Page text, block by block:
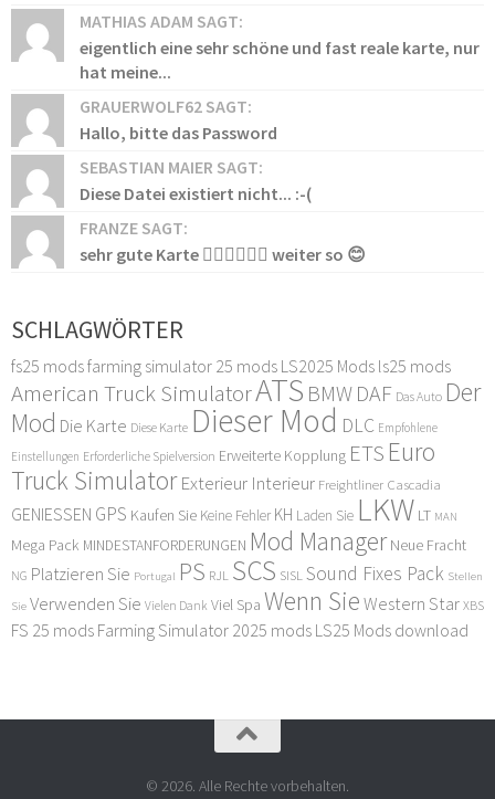
MATHIAS ADAM SAGT:
eigentlich eine sehr schöne und fast reale karte, nur
hat meine...
GRAUERWOLF62 SAGT:
Hallo, bitte das Password
SEBASTIAN MAIER SAGT:
Diese Datei existiert nicht... :-(
FRANZE SAGT:
sehr gute Karte 👍🏻👍🏻👍🏻 weiter so 😊
SCHLAGWÖRTER
fs25 modsfarming simulator 25 mods LS2025 Mods ls25 mods
American Truck SimulatorATS BMW DAF Das Auto Der
Mod Die Karte Diese Karte Dieser Mod DLC Empfohlene
Einstellungen Erforderliche Spielversion Erweiterte Kopplung ETS Euro
Truck Simulator Exterieur Interieur Freightliner Cascadia
GENIESSEN GPS Kaufen Sie Keine Fehler KH Laden Sie LKW LT MAN
Mega Pack MINDESTANFORDERUNGEN Mod Manager Neue Fracht
NG Platzieren Sie Portugal PS RJL SCS SISLSound Fixes Pack Stellen
Sie Verwenden Sie Vielen Dank Viel Spa Wenn Sie Western Star XBS
FS 25 mods Farming Simulator 2025 mods LS25 Mods download
© 2026. Alle Rechte vorbehalten.